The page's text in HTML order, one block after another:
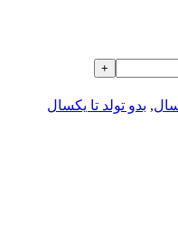
, بدو تولد تا یکسال